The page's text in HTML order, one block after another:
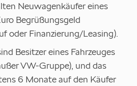
Neuwagenkäufer eines
Begrüßungsgeld
oder Finanzierung/Leasing).
Besitzer eines Fahrzeuges
VW-Gruppe), und das
6 Monate auf den Käufer